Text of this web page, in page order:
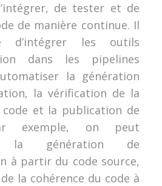
de tester et de
de manière continue. Il
d’intégrer les outils
dans les pipelines
la génération
la vérification de la
code et la publication de
exemple, on peut
la génération de
à partir du code source,
la cohérence du code à